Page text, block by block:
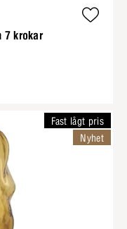
7 krokar
Fast lågt pris
Nyhet